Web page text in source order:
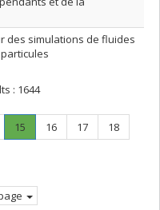
des simulations de fluides
: 1644
Page
15
Current
Page
16 Page
17 Page
18